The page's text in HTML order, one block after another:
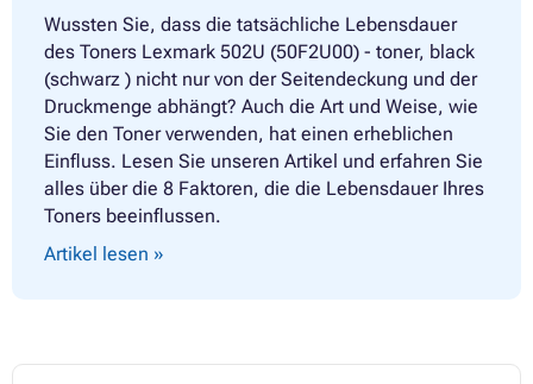
Wussten Sie, dass die tatsächliche Lebensdauer
des Toners Lexmark 502U (50F2U00) - toner, black
(schwarz ) nicht nur von der Seitendeckung und der
Druckmenge abhängt? Auch die Art und Weise, wie
Sie den Toner verwenden, hat einen erheblichen
Einfluss. Lesen Sie unseren Artikel und erfahren Sie
alles über die 8 Faktoren, die die Lebensdauer Ihres
Toners beeinflussen.
Artikel lesen »